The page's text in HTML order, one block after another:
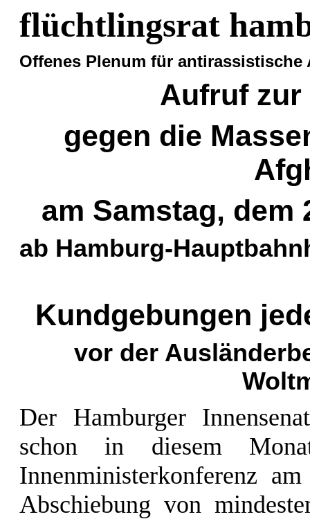
flüchtlingsrat
Offenes Plenum für antirassistische
Aufruf zur
gegen die
am Samstag, dem
ab Hamburg-
Kundgebungen
vor der
Der Hamburger
schon in diesem
Innenministerkonferenz
Abschiebung von